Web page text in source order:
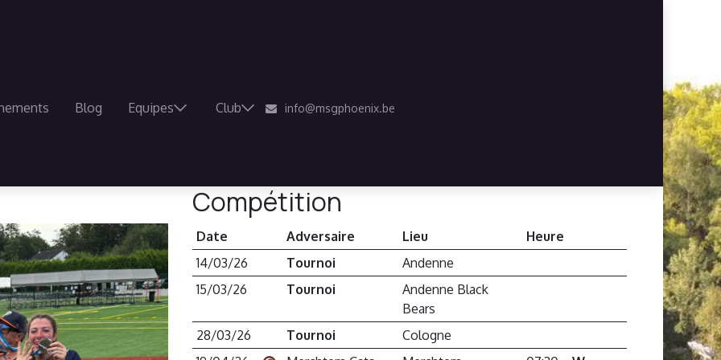
Blog Equipes Club info@msgphoenix.be
Compétition
Date Adversaire Lieu
Heure
14/03/26
Tournoi
Andenne
15/03/26
Tournoi
Andenne Black
Bears
28/03/26
Tournoi
Cologne